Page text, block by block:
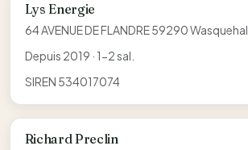
Lys Energie
64 AVENUE DE FLANDRE 59290 Wasquehal
Depuis 2019 · 1-2 sal.
SIREN 534017074
Richard Preclin